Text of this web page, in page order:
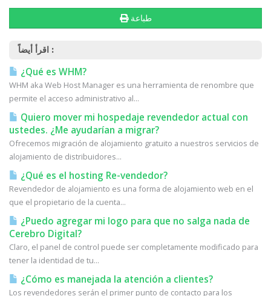
طباعة
اقرأ أيضاً :
¿Qué es WHM?
WHM aka Web Host Manager es una herramienta de renombre que
permite el acceso administrativo al...
Quiero mover mi hospedaje revendedor actual con
ustedes. ¿Me ayudarían a migrar?
Ofrecemos migración de alojamiento gratuito a nuestros servicios de
alojamiento de distribuidores...
¿Qué es el hosting Re-vendedor?
Revendedor de alojamiento es una forma de alojamiento web en el
que el propietario de la cuenta...
¿Puedo agregar mi logo para que no salga nada de
Cerebro Digital?
Claro, el panel de control puede ser completamente modificado para
tener la identidad de tu...
¿Cómo es manejada la atención a clientes?
Los revendedores serán el primer punto de contacto para los